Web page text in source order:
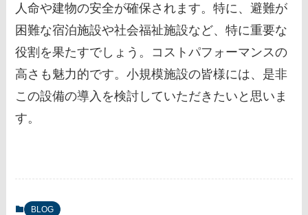
人命や建物の安全が確保されます。特に、避難が
困難な宿泊施設や社会福祉施設など、特に重要な
役割を果たすでしょう。コストパフォーマンスの
高さも魅力的です。小規模施設の皆様には、是非
この設備の導入を検討していただきたいと思いま
す。
BLOG